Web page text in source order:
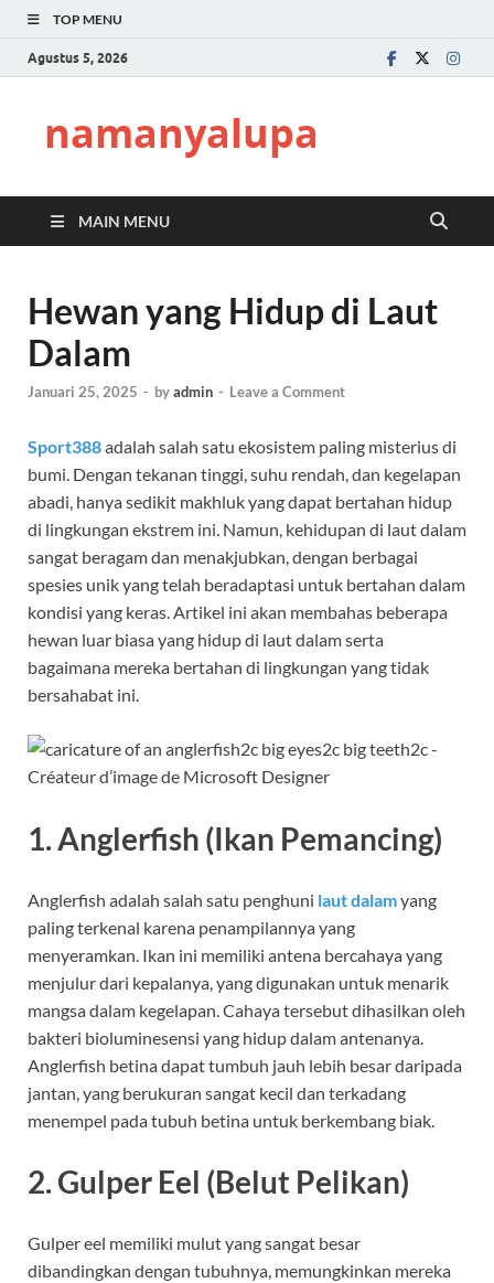
TOP MENU
Agustus 5, 2026
namanyalupa
MAIN MENU
Hewan yang Hidup di Laut
Dalam
Januari 25, 2025 - byadmin - Leave a Comment
Sport388adalah salah satu ekosistem paling misterius di
bumi. Dengan tekanan tinggi, suhu rendah, dan kegelapan
abadi, hanya sedikit makhluk yang dapat bertahan hidup
di lingkungan ekstrem ini. Namun, kehidupan di laut dalam
sangat beragam dan menakjubkan, dengan berbagai
spesies unik yang telah beradaptasi untuk bertahan dalam
kondisi yang keras. Artikel ini akan membahas beberapa
hewan luar biasa yang hidup di laut dalam serta
bagaimana mereka bertahan di lingkungan yang tidak
bersahabat ini.
1. Anglerfish (Ikan Pemancing)
Anglerfish adalah salah satu penghuni laut dalamyang
paling terkenal karena penampilannya yang
menyeramkan. Ikan ini memiliki antena bercahaya yang
menjulur dari kepalanya, yang digunakan untuk menarik
mangsa dalam kegelapan. Cahaya tersebut dihasilkan oleh
bakteri bioluminesensi yang hidup dalam antenanya.
Anglerfish betina dapat tumbuh jauh lebih besar daripada
jantan, yang berukuran sangat kecil dan terkadang
menempel pada tubuh betina untuk berkembang biak.
2. Gulper Eel (Belut Pelikan)
Gulper eel memiliki mulut yang sangat besar
dibandingkan dengan tubuhnya, memungkinkan mereka